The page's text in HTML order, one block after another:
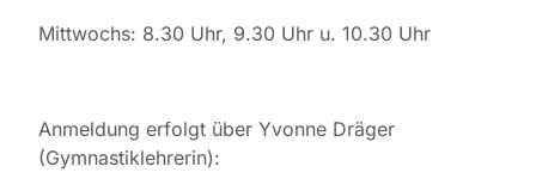
Mittwochs: 8.30 Uhr, 9.30 Uhr u. 10.30 Uhr
Anmeldung erfolgt über Yvonne Dräger
(Gymnastiklehrerin):